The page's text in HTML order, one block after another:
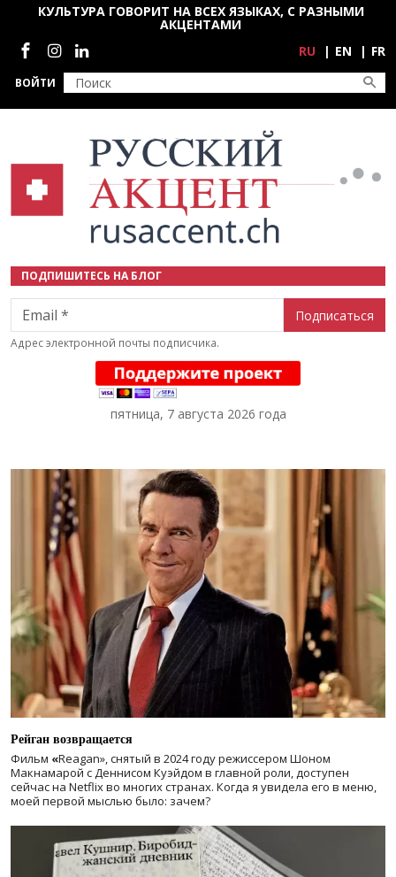
Перейти к основному содержанию
ВОЙТИ
КУЛЬТУРА ГОВОРИТ НА ВСЕХ ЯЗЫКАХ, С РАЗНЫМИ
АКЦЕНТАМИ
Социальные сети
RU EN FR
ПОДПИШИТЕСЬ НА БЛОГ
Email
Адрес электронной почты подписчика.
пятница, 7 августа 2026 года
Рейган возвращается
Фильм «Reagan», снятый в 2024 годурежиссером Шоном
Макнамарой с Деннисом Куэйдом в главной роли, доступен
сейчас на Netflix во многих странах. Когда я увидела его в меню,
моей первой мыслью было: зачем?